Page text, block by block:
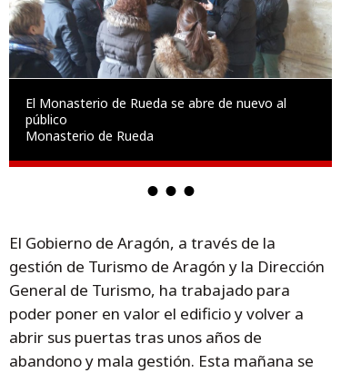
El Monasterio de Rueda se abre de nuevo al
público
Monasterio de Rueda
El Gobierno de Aragón, a través de la
gestión de Turismo de Aragón y la Dirección
General de Turismo, ha trabajado para
poder poner en valor el edificio y volver a
abrir sus puertas tras unos años de
abandono y mala gestión. Esta mañana se